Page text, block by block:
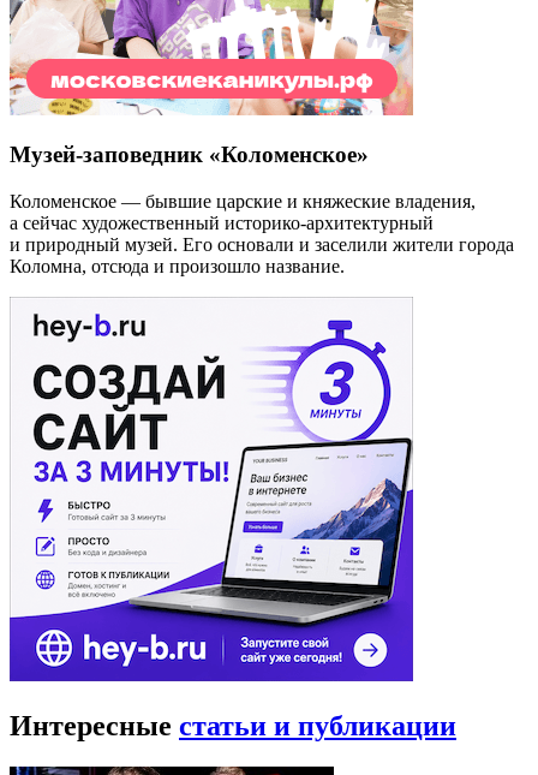
Музей-заповедник «Коломенское»
Коломенское — бывшие царские и княжеские владения,
а сейчас художественный историко-архитектурный
и природный музей. Его основали и заселили жители города
Коломна, отсюда и произошло название.
Интересные статьи и публикации